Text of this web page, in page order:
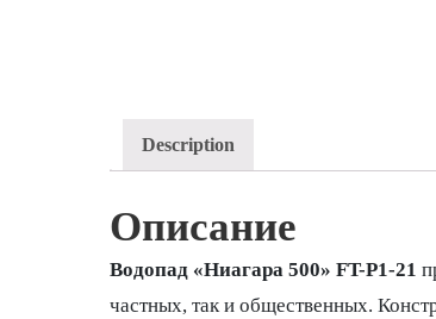
Description
Описание
Водопад «Ниагара 500» FT-Р1-21
частных, так и общественных.